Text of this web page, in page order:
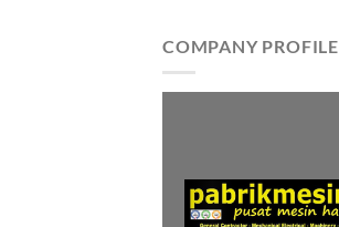
COMPANY PROFILE